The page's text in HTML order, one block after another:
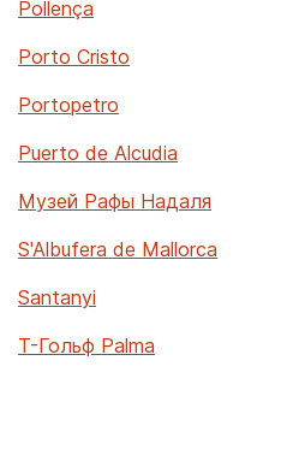
Pollença
Porto Cristo
Portopetro
Puerto de Alcudia
Музей Рафы Надаля
S'Albufera de Mallorca
Santanyi
T-Гольф Palma